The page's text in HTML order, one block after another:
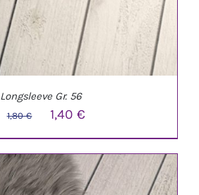
Longsleeve Gr. 56
1,80€
Ursprünglicher
Preis
war:
1,80 €
1,40€
Preis
ist:
1,40 €.